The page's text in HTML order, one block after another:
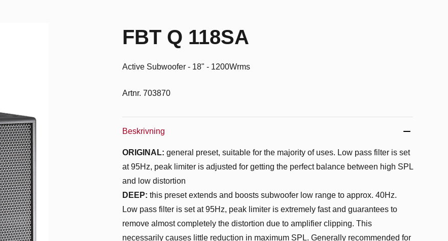
FBT Q 118SA
Active Subwoofer - 18" - 1200Wrms
Artnr. 703870
Beskrivning
ORIGINAL: general preset, suitable for the majority of uses. Low pass filter is set
at 95Hz, peak limiter is adjusted for getting the perfect balance between high SPL
and low distortion
DEEP: this preset extends and boosts subwoofer low range to approx. 40Hz.
Low pass filter is set at 95Hz, peak limiter is extremely fast and guarantees to
remove almost completely the distortion due to amplifier clipping. This
necessarily causes little reduction in maximum SPL. Generally recommended for